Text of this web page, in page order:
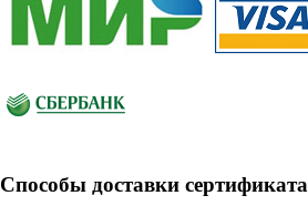
Способы доставки сертификата